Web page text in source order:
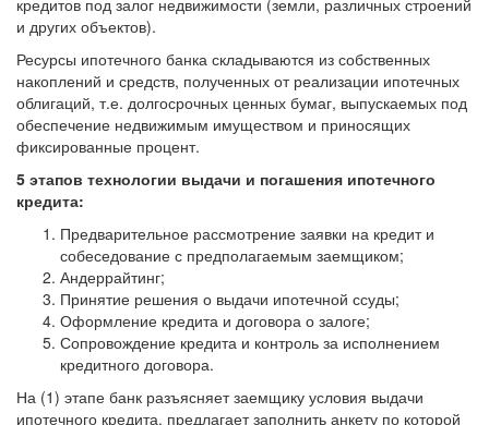
кредитов под залог недвижимости (земли, различных строений
и других объектов).
Ресурсы ипотечного банка складываются из собственных
накоплений и средств, полученных от реализации ипотечных
облигаций, т.е. долгосрочных ценных бумаг, выпускаемых под
обеспечение недвижимым имуществом и приносящих
фиксированные процент.
5 этапов технологии выдачи и погашения ипотечного
кредита:
Предварительное рассмотрение заявки на кредит и
собеседование с предполагаемым заемщиком;
Андеррайтинг;
Принятие решения о выдачи ипотечной ссуды;
Оформление кредита и договора о залоге;
Сопровождение кредита и контроль за исполнением
кредитного договора.
На (1) этапе банк разъясняет заемщику условия выдачи
ипотечного кредита, предлагает заполнить анкету по которой